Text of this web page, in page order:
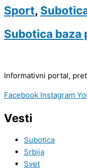
Sport,
Subotica baza
Informativni portal,
Facebook Instagram
Vesti
Subotica
Srbija
Svet